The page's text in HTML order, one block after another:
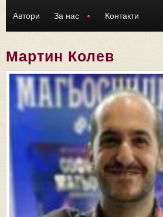
Автори За нас Контакти
Мартин Колев